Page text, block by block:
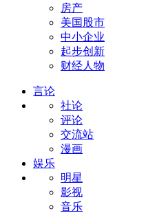
房产
美国股市
中小企业
起步创新
财经人物
言论
社论
评论
交流站
漫画
娱乐
明星
影视
音乐